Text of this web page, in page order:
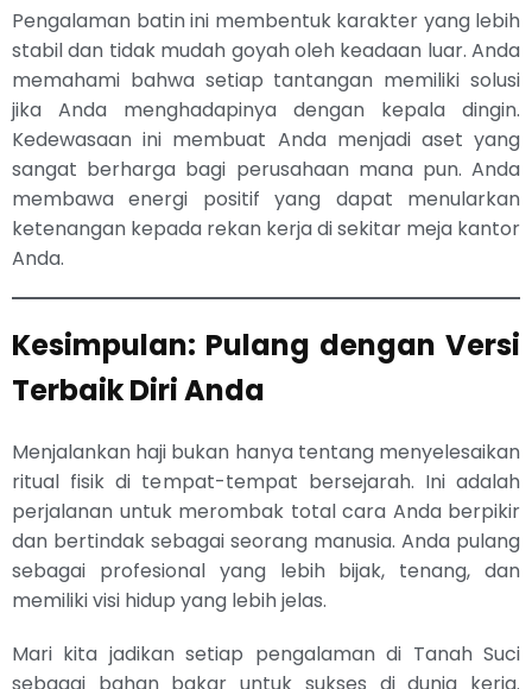
Pengalaman batin ini membentuk karakter yang lebih
stabil dan tidak mudah goyah oleh keadaan luar. Anda
memahami bahwa setiap tantangan memiliki solusi
jika Anda menghadapinya dengan kepala dingin.
Kedewasaan ini membuat Anda menjadi aset yang
sangat berharga bagi perusahaan mana pun. Anda
membawa energi positif yang dapat menularkan
ketenangan kepada rekan kerja di sekitar meja kantor
Anda.
Kesimpulan: Pulang dengan Versi
Terbaik Diri Anda
Menjalankan haji bukan hanya tentang menyelesaikan
ritual fisik di tempat-tempat bersejarah. Ini adalah
perjalanan untuk merombak total cara Anda berpikir
dan bertindak sebagai seorang manusia. Anda pulang
sebagai profesional yang lebih bijak, tenang, dan
memiliki visi hidup yang lebih jelas.
Mari kita jadikan setiap pengalaman di Tanah Suci
sebagai bahan bakar untuk sukses di dunia kerja.